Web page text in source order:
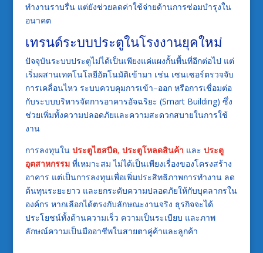
ทำงานราบรื่น แต่ยังช่วยลดค่าใช้จ่ายด้านการซ่อมบำรุงใน
อนาคต
เทรนด์ระบบประตูในโรงงานยุคใหม่
ปัจจุบันระบบประตูไม่ได้เป็นเพียงแค่แผงกั้นพื้นที่อีกต่อไป แต่
เริ่มผสานเทคโนโลยีอัตโนมัติเข้ามา เช่น เซนเซอร์ตรวจจับ
การเคลื่อนไหว ระบบควบคุมการเข้า–ออก หรือการเชื่อมต่อ
กับระบบบริหารจัดการอาคารอัจฉริยะ (Smart Building) ซึ่ง
ช่วยเพิ่มทั้งความปลอดภัยและความสะดวกสบายในการใช้
งาน
การลงทุนใน ประตูไฮสปีด, ประตูโหลดสินค้า และ ประตู
อุตสาหกรรม ที่เหมาะสม ไม่ได้เป็นเพียงเรื่องของโครงสร้าง
อาคาร แต่เป็นการลงทุนเพื่อเพิ่มประสิทธิภาพการทำงาน ลด
ต้นทุนระยะยาว และยกระดับความปลอดภัยให้กับบุคลากรใน
องค์กร หากเลือกได้ตรงกับลักษณะงานจริง ธุรกิจจะได้
ประโยชน์ทั้งด้านความเร็ว ความเป็นระเบียบ และภาพ
ลักษณ์ความเป็นมืออาชีพในสายตาคู่ค้าและลูกค้า